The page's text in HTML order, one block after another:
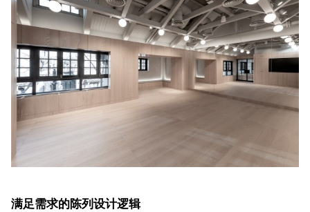
满足需求的陈列设计逻辑